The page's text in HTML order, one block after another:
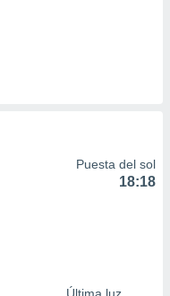
Puesta del sol
18:18